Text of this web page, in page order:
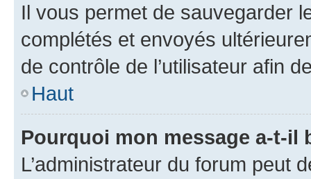
Il vous permet de sauvegarder
complétés et envoyés
de contrôle de l’utilisateur afin
Haut
Pourquoi mon message a-t-il
L’administrateur du forum peut